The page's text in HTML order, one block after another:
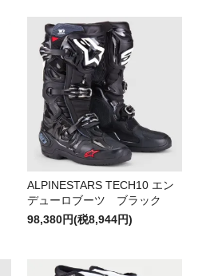
ALPINESTARS TECH10 エン
デューロブーツ ブラック
98,380円(税8,944円)